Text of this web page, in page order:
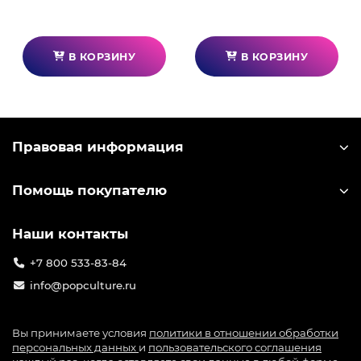
В КОРЗИНУ В КОРЗИНУ
Правовая информация
Помощь покупателю
Наши контакты
+7 800 533-83-84
info@popculture.ru
Вы принимаете условия политики в отношении обработки
персональных данных и пользовательского соглашения